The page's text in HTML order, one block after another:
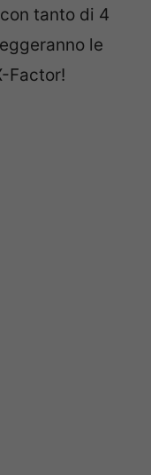
tanto di 4
le
Factor!